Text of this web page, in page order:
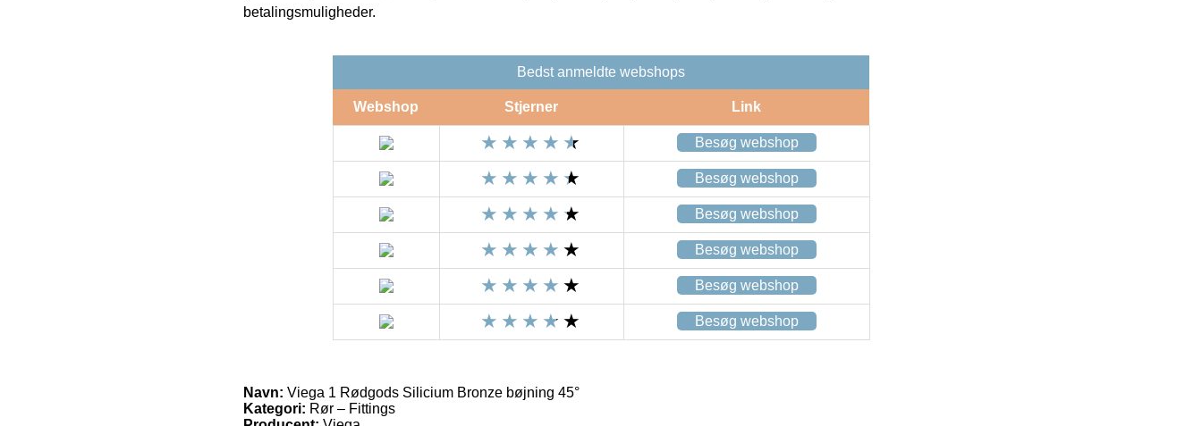
betalingsmuligheder.
Bedst anmeldte webshops
Webshop Stjerner Link
Besøg webshop
Besøg webshop
Besøg webshop
Besøg webshop
Besøg webshop
Besøg webshop
Navn: Viega 1 Rødgods Silicium Bronze bøjning 45°
Kategori: Rør – Fittings